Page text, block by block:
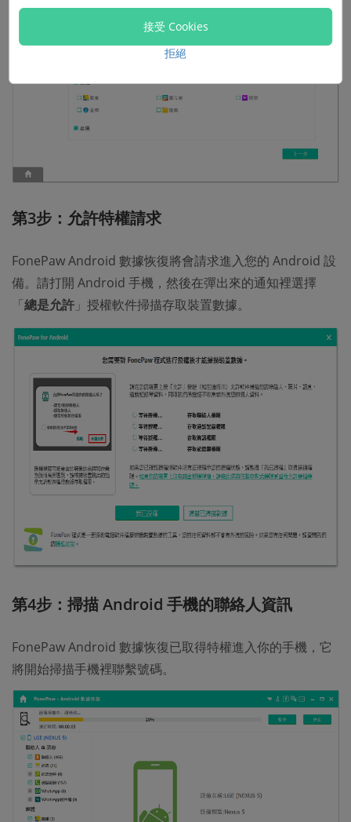
第3步：允許特權請求
FonePaw Android 數據恢復將會請求進入您的 Android 設
備。請打開 Android 手機，然後在彈出來的通知裡選擇
「總是允許 」授權軟件掃描存取裝置數據。
第4步：掃描 Android 手機的聯絡人資訊
FonePaw Android 數據恢復已取得特權進入你的手機，它
將開始掃描手機裡聯繫號碼。
接受 Cookies
拒絕